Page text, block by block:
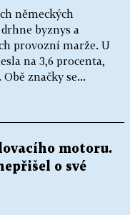
německých
byznys a
provozní marže. U
na 3,6 procenta,
značky se...
motoru.
o své